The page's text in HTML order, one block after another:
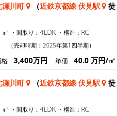
瀬川町 （近鉄京都線 伏見駅
徒
・間取り： 4LDK ・構造： RC
（売却時期：2025年第1四半期）
格 3,400万円 単価 40.0 万円/㎡
瀬川町 （近鉄京都線 伏見駅
徒
・間取り： 4LDK ・構造： RC